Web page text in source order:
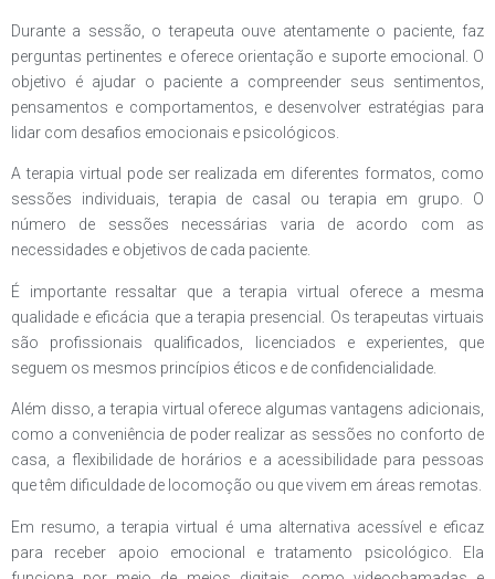
Durante a sessão, o terapeuta ouve atentamente o paciente, faz
perguntas pertinentes e oferece orientação e suporte emocional. O
objetivo é ajudar o paciente a compreender seus sentimentos,
pensamentos e comportamentos, e desenvolver estratégias para
lidar com desafios emocionais e psicológicos.
A terapia virtual pode ser realizada em diferentes formatos, como
sessões individuais, terapia de casal ou terapia em grupo. O
número de sessões necessárias varia de acordo com as
necessidades e objetivos de cada paciente.
É importante ressaltar que a terapia virtual oferece a mesma
qualidade e eficácia que a terapia presencial. Os terapeutas virtuais
são profissionais qualificados, licenciados e experientes, que
seguem os mesmos princípios éticos e de confidencialidade.
Além disso, a terapia virtual oferece algumas vantagens adicionais,
como a conveniência de poder realizar as sessões no conforto de
casa, a flexibilidade de horários e a acessibilidade para pessoas
que têm dificuldade de locomoção ou que vivem em áreas remotas.
Em resumo, a terapia virtual é uma alternativa acessível e eficaz
para receber apoio emocional e tratamento psicológico. Ela